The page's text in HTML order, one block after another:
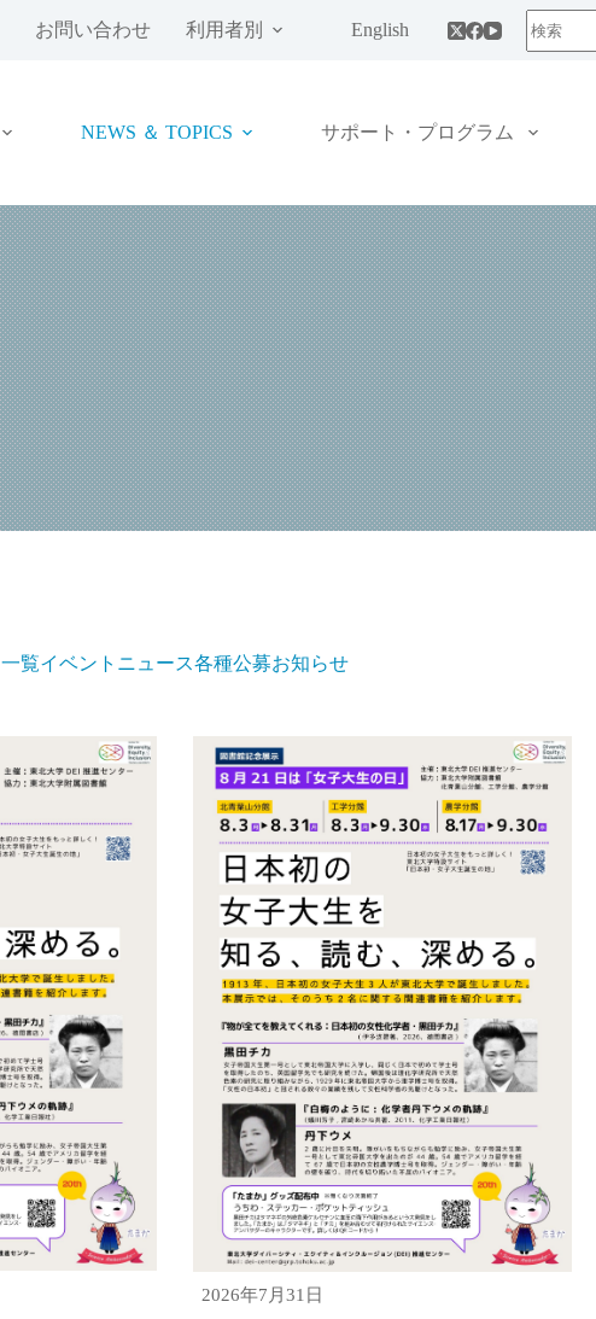
お問い合わせ 利用者別 English
NEWS ＆ TOPICS サポート・プログラム
一覧イベント ニュース各種公募お知らせ
2026年7月31日